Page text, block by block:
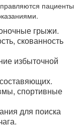
пациенты
грыжи.
скованность
избыточной
спортивные
для поиска